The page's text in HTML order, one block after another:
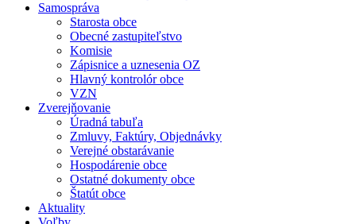
Samospráva
Starosta obce
Obecné zastupiteľstvo
Komisie
Zápisnice a uznesenia OZ
Hlavný kontrolór obce
VZN
Zverejňovanie
Úradná tabuľa
Zmluvy, Faktúry, Objednávky
Verejné obstarávanie
Hospodárenie obce
Ostatné dokumenty obce
Štatút obce
Aktuality